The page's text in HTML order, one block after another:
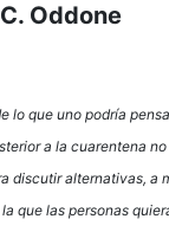
Oddone
lo que uno podría
a la cuarentena no
discutir alternativas, a
que las personas